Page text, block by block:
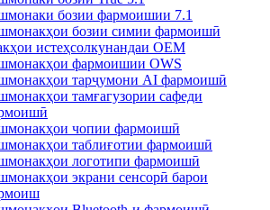
бозии фармоишии 7.1
бозии симии фармоишӣ
истеҳсолкунандаи OEM
фармоишии OWS
тарҷумони AI фармоишӣ
тамғагузории сафеди
чопии фармоишӣ
таблиғотии фармоишӣ
логотипи фармоишӣ
экрани сенсорӣ барои